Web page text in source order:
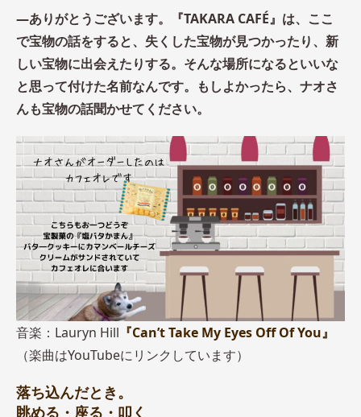
―ありがとうございます。『TAKARA CAFÉ』は、ここ
で宝物の話をすると、失くした宝物が見つかったり、新
しい宝物に出会えたりする。そんな場所になるといいな
と思って付けた名前なんです。もしよかったら、ナオさ
んも宝物の話聞かせてください。
音楽：Lauryn Hill 『Can’t Take My Eyes Off Of You』
（楽曲はYouTubeにリンクしています）
落ち込んだとき。
眺める・座る・叩く